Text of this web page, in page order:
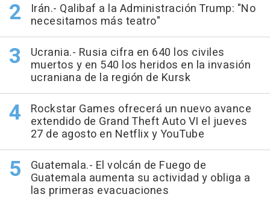
Irán.- Qalibaf a la Administración Trump: "No
necesitamos más teatro"
Ucrania.- Rusia cifra en 640 los civiles
muertos y en 540 los heridos en la invasión
ucraniana de la región de Kursk
Rockstar Games ofrecerá un nuevo avance
extendido de Grand Theft Auto VI el jueves
27 de agosto en Netflix y YouTube
Guatemala.- El volcán de Fuego de
Guatemala aumenta su actividad y obliga a
las primeras evacuaciones